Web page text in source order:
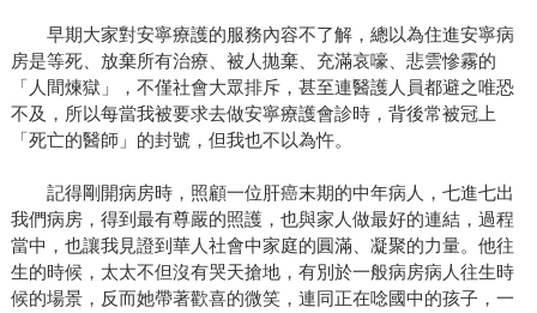
早期大家對安寧療護的服務內容不了解，總以為住進安寧病
房是等死、放棄所有治療、被人拋棄、充滿哀嚎、悲雲慘霧的
「人間煉獄」，不僅社會大眾排斥，甚至連醫護人員都避之唯恐
不及，所以每當我被要求去做安寧療護會診時，背後常被冠上
「死亡的醫師」的封號，但我也不以為忤。
記得剛開病房時，照顧一位肝癌末期的中年病人，七進七出
我們病房，得到最有尊嚴的照護，也與家人做最好的連結，過程
當中，也讓我見證到華人社會中家庭的圓滿、凝聚的力量。他往
生的時候，太太不但沒有哭天搶地，有別於一般病房病人往生時
候的場景，反而她帶著歡喜的微笑，連同正在唸國中的孩子，一